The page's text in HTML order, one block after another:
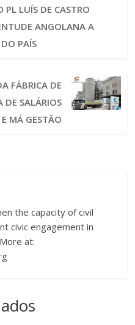
PL LUÍS DE CASTRO
ANGOLANA A
PAÍS
FÁBRICA DE
DE SALÁRIOS
MÁ GESTÃO
the capacity of civil
civic engagement in
at: